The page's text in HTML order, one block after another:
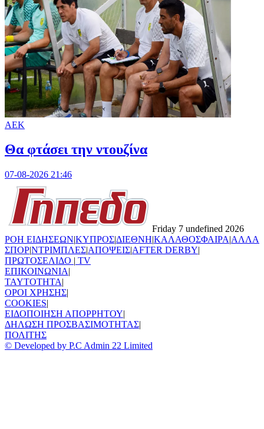
ΑΕΚ
Θα φτάσει την ντουζίνα
07-08-2026 21:46
Friday 7 undefined 2026
ΡΟΗ ΕΙΔΗΣΕΩΝ|ΚΥΠΡΟΣ|ΔΙΕΘΝΗ|ΚΑΛΑΘΟΣΦΑΙΡΑ|ΑΛΛΑ
ΣΠΟΡ|ΝΤΡΙΜΠΛΕΣ|ΑΠΟΨΕΙΣ|AFTER DERBY|
ΠΡΩΤΟΣΕΛΙΔΟ | TV
ΕΠΙΚΟΙΝΩΝΙΑ|
TAYTOTHTA|
ΟΡΟΙ ΧΡΗΣΗΣ|
COOKIES|
ΕΙΔΟΠΟΙΗΣΗ ΑΠΟΡΡΗΤΟΥ|
ΔΗΛΩΣΗ ΠΡΟΣΒΑΣΙΜΟΤΗΤΑΣ|
ΠΟΛΙΤΗΣ
© Developed by P.C Admin 22 Limited